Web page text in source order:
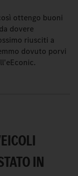
ottengo buoni
dovere
riusciti a
dovuto porvi
IN